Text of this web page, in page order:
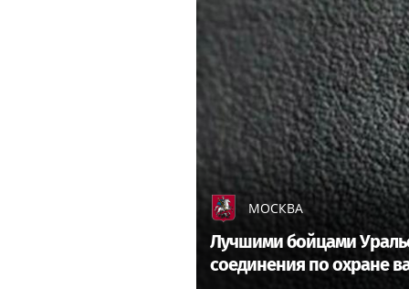
МОСКВА
Лучшими бойцами
соединения по охране